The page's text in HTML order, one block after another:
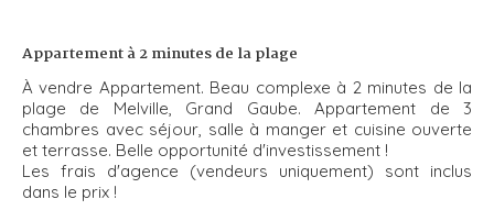
Appartement à 2 minutes de la plage
À vendre Appartement. Beau complexe à 2 minutes de la
plage de Melville, Grand Gaube. Appartement de 3
chambres avec séjour, salle à manger et cuisine ouverte
et terrasse. Belle opportunité d'investissement !
Les frais d'agence (vendeurs uniquement) sont inclus
dans le prix !